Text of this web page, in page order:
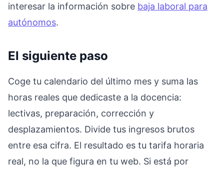
interesar la información sobre baja laboral para
autónomos.
El siguiente paso
Coge tu calendario del último mes y suma las
horas reales que dedicaste a la docencia:
lectivas, preparación, corrección y
desplazamientos. Divide tus ingresos brutos
entre esa cifra. El resultado es tu tarifa horaria
real, no la que figura en tu web. Si está por